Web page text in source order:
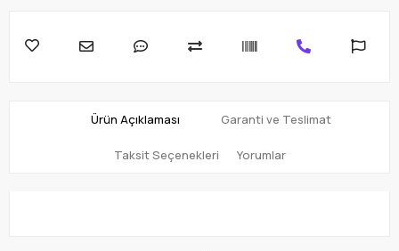
Ürün Açıklaması Garanti ve Teslimat
Taksit Seçenekleri Yorumlar